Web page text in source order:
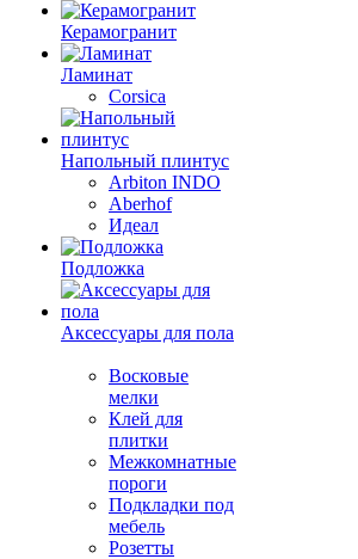
Керамогранит
Ламинат
Corsica
Напольный плинтус
Arbiton INDO
Aberhof
Идеал
Подложка
Аксессуары для пола
Восковые
мелки
Клей для
плитки
Межкомнатные
пороги
Подкладки под
мебель
Розетты